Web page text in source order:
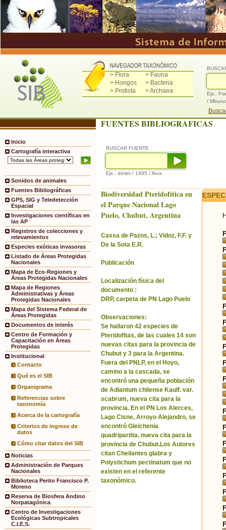
> Flora
> Fauna
> Hongos
> Bacteria
> Protista
> Archaea
Ejs.:
/
Inicio
Cartografía interactiva
Sonidos de animales
Fuentes Bibliográficas
GPS, SIG y Teledetección
Espacial
Investigaciones científicas en
las AP
Registros de colecciones y
relevamientos
Especies exóticas invasoras
Listado de Áreas Protegidas
Nacionales
Mapa de Eco-Regiones y
Áreas Protegidas Nacionales
Mapa de Regiones
Administrativas y Áreas
Protegidas Nacionales
Mapa del Sistema Federal de
Áreas Protegidas
Documentos de interés
Centro de Formación y
Capacitación en Áreas
Protegidas
Institucional
Contacto
Qué es el SIB
Organigrama
Referencias sobre
taxonomía
Acerca de la cartografía
Criterios de ingreso de
datos
Cómo citar datos del SIB
Noticias
Administración de Parques
Nacionales
Biblioteca Perito Francisco P.
Moreno
Reserva de Biosfera Andino
Norpatagónica
Centro de Investigaciones
Ecológicas Subtropicales
C.I.E.S.
FUENTES BIBLIOGRAFICAS
BUSCAR FUENTE
Ejs.: dimitri / 1995 / flora
Biodiversidad Pteridofítica en
el Parque Nacional Lago
Puelo, Chubut, Argentina
Cassa de Pazos, L.; Vidoz, F.F. y
De la Sota E.R.
Publicación
Localización física del
documento :
DRP, carpeta de PN Lago Puelo
Observaciones:
Se hallaron 42 especies de
Pteridofitas, de las cuales 14 son
nuevas citas para la provincia de
Chubut y 3 para la Argentina.
Fuera del PNLP, en el Hoyo,
camino a la cascada, se
encontró una pequeña población
de Adiantum chilense Kaulf. var.
scabrum, nueva cita para la
provincia. En el PN Los Alerces,
Lago Cisne, Arroyo Alejandro, se
encontró Gleichenia
quadripartita, nueva cita para la
provincia de Chubut.Los Autores
citan Cheilantes glabra y
Polystichum pectinatum que no
existen en el referente
taxonómico.